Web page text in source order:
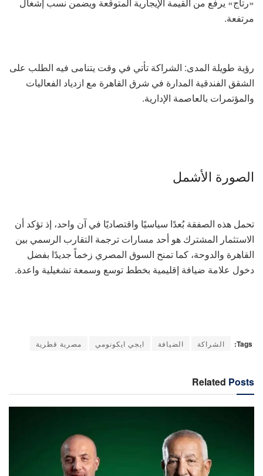
مرتفعة.
رؤية طويلة المدى: الشراكة تأتي في وقت يتنامى فيه الطلب على
الشقق الفندقية المدارة في شرق القاهرة مع ازدياد الفعاليات
والمؤتمرات بالعاصمة الإدارية.
الصورة الأشمل
تحمل هذه الصفقة بُعدًا سياسيًا واقتصاديًا في آن واحد، إذ تؤكد أن
الاستثمار المشترك هو أحد مسارات ترجمة التقارب الرسمي بين
القاهرة والدوحة، كما تمنح السوق المصري زخماً جديدًا بفضل
دخول علامة ضيافة إقليمية بخطط توسع وسمعة تشغيلية واعدة.
Tags: الشراكة الضيافة ايجي ايكونومي مصرية قطرية
Related Posts